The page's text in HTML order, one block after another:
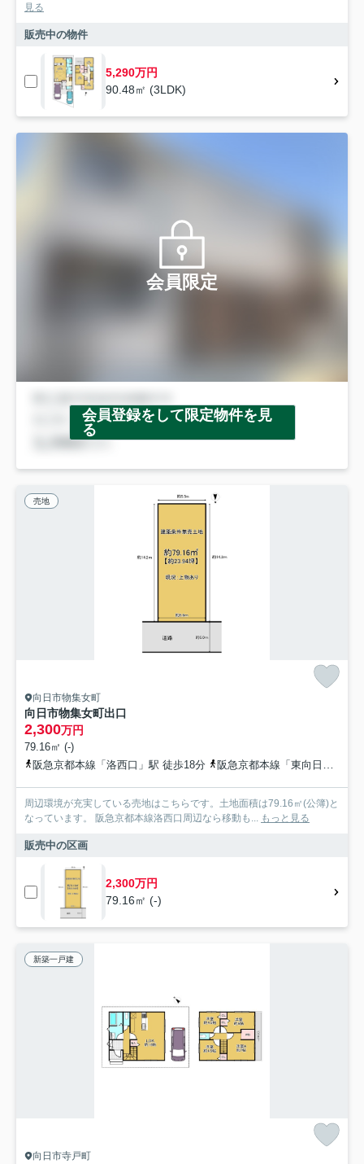
見る
販売中の物件
5,290万円
90.48㎡ (3LDK)
会員限定
会員登録をして限定物件を見
る
売地
向日市物集女町
向日市物集女町出口
2,300万円
79.16㎡ (-)
阪急京都本線「洛西口」駅 徒歩18分
阪急京都本線「東向日」駅 徒歩19分
周辺環境が充実している売地はこちらです。土地面積は79.16㎡(公簿)と
なっています。 阪急京都本線洛西口周辺なら移動も... もっと見る
販売中の区画
2,300万円
79.16㎡ (-)
新築一戸建
向日市寺戸町